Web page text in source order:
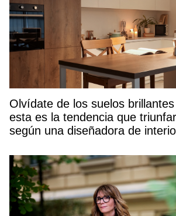
Olvídate de los suelos
esta es la tendencia que
según una diseñadora de